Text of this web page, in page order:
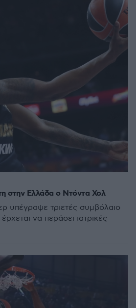
στην Ελλάδα ο Ντόντα Χολ
υπέγραψε τριετές συμβόλαιο
να περάσει ιατρικές